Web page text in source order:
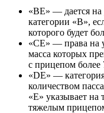
«ВЕ» — дается на
категории «В»,
которого будет
«СЕ» — права на
масса которых
с прицепом более
«DE» —
количеством
«Е» указывает на
тяжелым